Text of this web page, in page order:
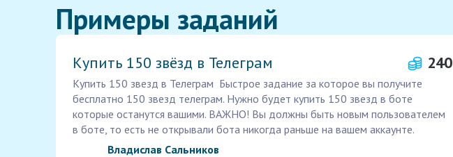
Примеры заданий
Купить 150 звёзд в Телеграм 240
Купить 150 звезд в Телеграм Быстрое задание за которое вы получите
бесплатно 150 звезд телеграм. Нужно будет купить 150 звезд в боте
которые останутся вашими. ВАЖНО! Вы должны быть новым пользователем
в боте, то есть не открывали бота никогда раньше на вашем аккаунте.
Владислав Сальников